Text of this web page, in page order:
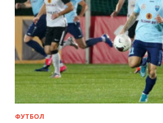
ФУТБОЛ